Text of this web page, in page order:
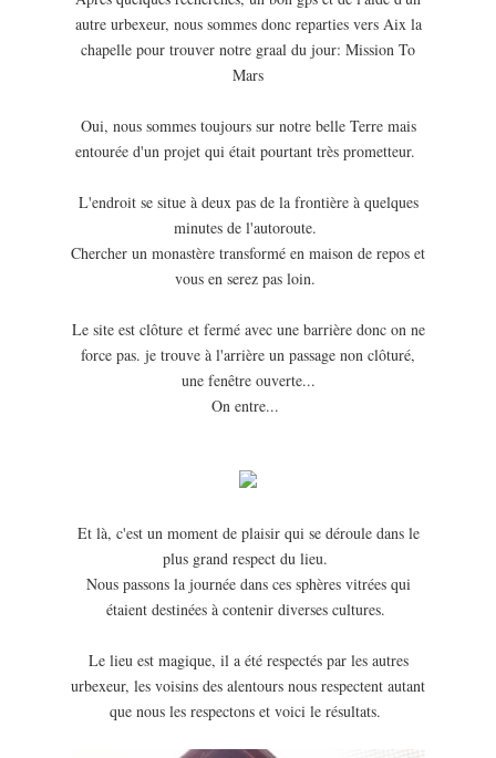
autre urbexeur, nous sommes donc reparties vers Aix la
chapelle pour trouver notre graal du jour: Mission To
Mars
Oui, nous sommes toujours sur notre belle Terre mais
entourée d'un projet qui était pourtant très prometteur.
L'endroit se situe à deux pas de la frontière à quelques
minutes de l'autoroute.
Chercher un monastère transformé en maison de repos et
vous en serez pas loin.
Le site est clôture et fermé avec une barrière donc on ne
force pas. je trouve à l'arrière un passage non clôturé,
une fenêtre ouverte...
On entre...
Et là, c'est un moment de plaisir qui se déroule dans le
plus grand respect du lieu.
Nous passons la journée dans ces sphères vitrées qui
étaient destinées à contenir diverses cultures.
Le lieu est magique, il a été respectés par les autres
urbexeur, les voisins des alentours nous respectent autant
que nous les respectons et voici le résultats.